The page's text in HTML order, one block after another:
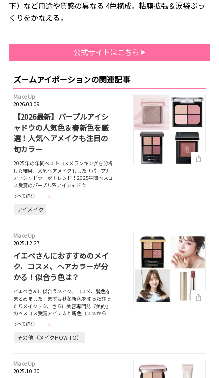
下）など用途や質感の異なる 4色構成。粘膜拡張＆涙袋ぷっ
くりをかなえる。
公式サイトはこちら
ズームアイポーションの関連記事
Make Up
2026.03.09
【2026最新】パープルアイシ
ャドウの人気色＆春新色を厳
選！人気ヘアメイクも注目の
旬カラー
2025年の年間ベストコスメランキングを分析
した結果、人気ヘアメイクもした「パープル
アイシャドウ」がトレンド！2025年間ベスコ
ス受賞のパープル系アイシャドウ…
すべて読む
アイメイク
Make Up
2025.12.27
イエベさんにおすすめのメイ
ク、コスメ、ヘアカラーが分
かる！似合う色は？
イエベさんに似合うメイク、コスメ、髪色を
まとめました！まずは秋冬新色を使ったぴっ
たりメイクテク、さらに美容専門誌『美的』
のベスコス受賞アイテムと新色コスメから…
すべて読む
その他（メイクHOW TO）
Make Up
2025.10.30